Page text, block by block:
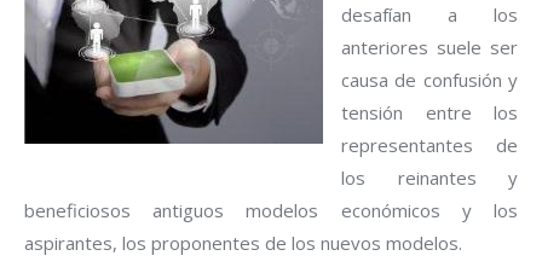
desafían a los
anteriores suele ser
causa de confusión y
tensión entre los
representantes de
los reinantes y
beneficiosos antiguos modelos económicos y los
aspirantes, los proponentes de los nuevos modelos.